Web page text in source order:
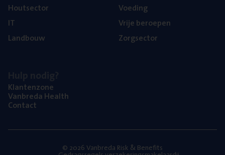
Hout­sec­tor
IT
Land­bouw
Voe­ding
Vrije beroe­pen
Zorg­sec­tor
Klan­ten­zo­ne
Van­b­re­da Health
Con­tact
© 2026 Vanbreda Risk & Benefits